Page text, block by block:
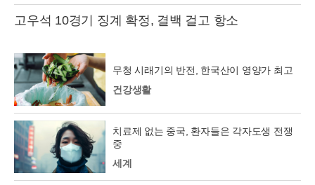
고우석 10경기 징계 확정, 결백 걸고 항소
무청 시래기의 반전, 한국산이 영양가 최고
건강생활
치료제 없는 중국, 환자들은 각자도생 전쟁
중
세계